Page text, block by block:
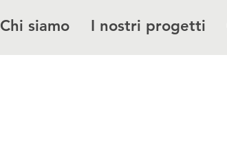
Chi siamo I nostri progetti